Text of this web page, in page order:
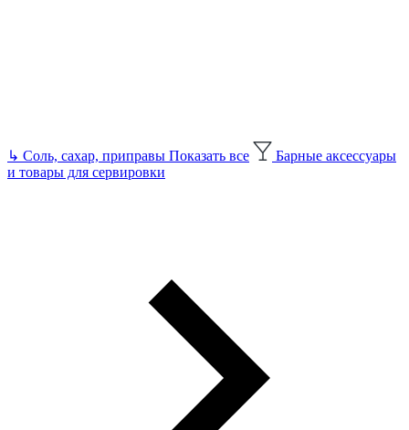
↳ Соль, сахар, приправы Показать все
Барные аксессуары
и товары для сервировки